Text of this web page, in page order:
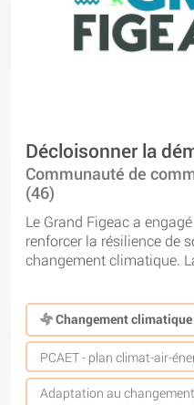
Décloisonner la
Communauté de
(46)
Le Grand Figeac a
renforcer la résilience de
changement climatique.
Changement
PCAET - plan climat-air-
Adaptation au